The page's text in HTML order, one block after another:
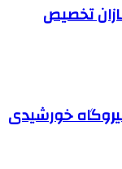
تخصیص
خورشیدی